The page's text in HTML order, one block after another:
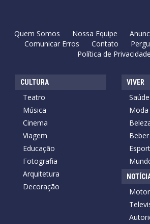
Quem Somos Nossa Equipe
Comunicar Erros
Contato
Política de Privacidade
CULTURA
Teatro
Música
Cinema
Viagem
Educação
Fotografia
Arquitetura
Decoração
VIVER
Saúde
Moda
Motor